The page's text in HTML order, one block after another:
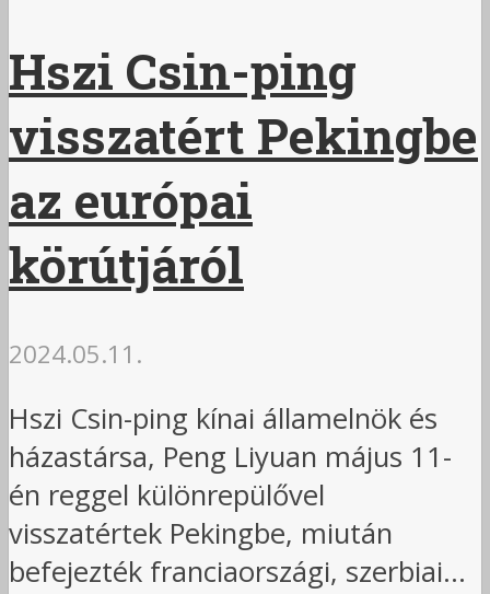
Hszi Csin-ping
visszatért Pekingbe
az európai
körútjáról
2024.05.11.
Hszi Csin-ping kínai államelnök és
házastársa, Peng Liyuan május 11-
én reggel különrepülővel
visszatértek Pekingbe, miután
befejezték franciaországi, szerbiai...